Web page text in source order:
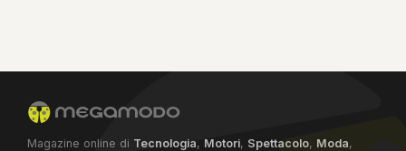
Magazine online di Tecnologia, Motori, Spettacolo, Moda,